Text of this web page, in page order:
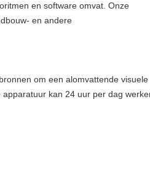
en software omvat. Onze
en andere
om een ​​alomvattende visuele
kan 24 uur per dag